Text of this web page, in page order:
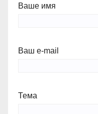
Ваше имя
Ваш e-mail
Тема